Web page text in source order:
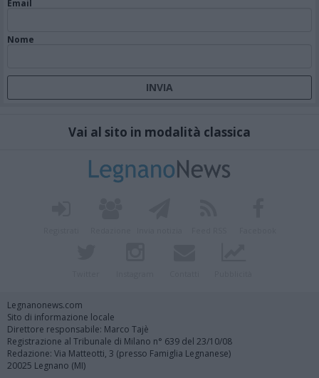
Email
Nome
Vai al sito in modalità classica
Legnanonews.com
Sito di informazione locale
Direttore responsabile: Marco Tajè
Registrazione al Tribunale di Milano n° 639 del 23/10/08
Redazione: Via Matteotti, 3 (presso Famiglia Legnanese)
20025 Legnano (MI)